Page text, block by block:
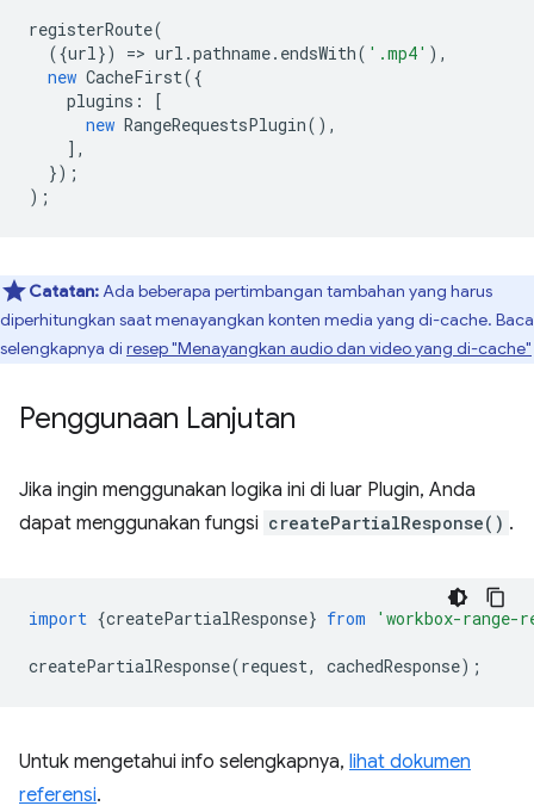
registerRoute(
({url}) => url .pathname. endsWith( '.mp4' ),
new CacheFirst({
plugins :
[
new RangeRequestsPlugin(),
],
});
);
Catatan:Ada beberapa pertimbangan tambahan yang harus
diperhitungkan saat menayangkan konten media yang di-cache. Baca
selengkapnya di resep "Menayangkan audio dan video yang di-cache"
Penggunaan Lanjutan
Jika ingin menggunakan logika ini di luar Plugin, Anda
dapat menggunakan fungsi createPartialResponse() .
import {createPartialResponse} from 'workbox-range-
createPartialResponse(request, cachedResponse);
Untuk mengetahui info selengkapnya, lihat dokumen
referensi.